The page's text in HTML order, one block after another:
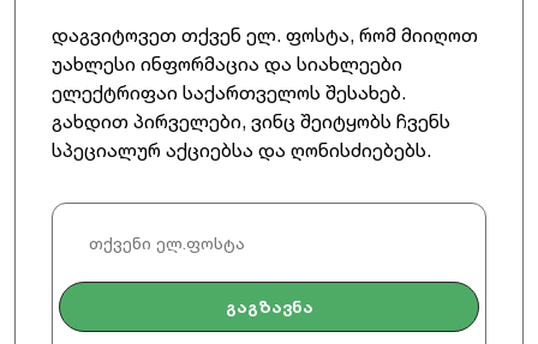
დაგვიტოვეთ თქვენ ელ. ფოსტა, რომ მიიღოთ
უახლესი ინფორმაცია და სიახლეები
ელექტრიფაი საქართველოს შესახებ.
გახდით პირველები, ვინც შეიტყობს ჩვენს
სპეციალურ აქციებსა და ღონისძიებებს.
გაგზავნა